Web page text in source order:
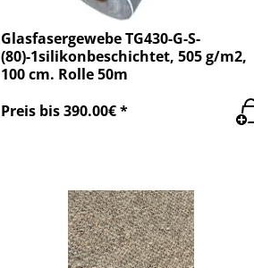
Glasfasergewebe TG430-G-S-
(80)-1silikonbeschichtet, 505 g/m2,
100 cm. Rolle 50m
Preis bis 390.00€ *